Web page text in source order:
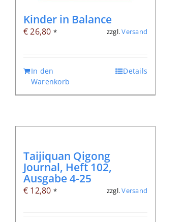
Kinder in Balance
€26,80 * zzgl.Versand
In den
Warenkorb
Details
Taijiquan Qigong
Journal, Heft 102,
Ausgabe 4-25
€ 12,80 * zzgl.Versand